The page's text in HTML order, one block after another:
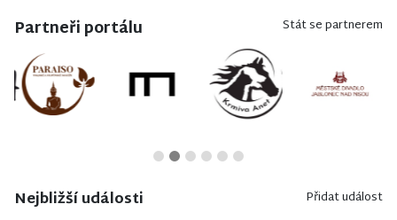
Partneři portálu Stát se partnerem
Nejbližší události Přidat událost